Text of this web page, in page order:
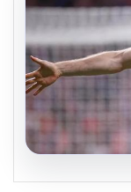
05.08.2026